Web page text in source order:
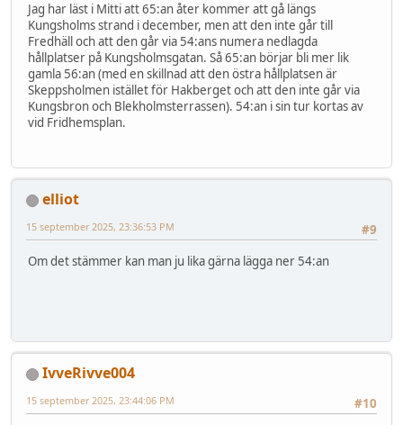
Jag har läst i Mitti att 65:an åter kommer att gå längs
Kungsholms strand i december, men att den inte går till
Fredhäll och att den går via 54:ans numera nedlagda
hållplatser på Kungsholmsgatan. Så 65:an börjar bli mer lik
gamla 56:an (med en skillnad att den östra hållplatsen är
Skeppsholmen istället för Hakberget och att den inte går via
Kungsbron och Blekholmsterrassen). 54:an i sin tur kortas av
vid Fridhemsplan.
elliot
#9
15 september 2025, 23:36:53 PM
Om det stämmer kan man ju lika gärna lägga ner 54:an
IvveRivve004
#10
15 september 2025, 23:44:06 PM